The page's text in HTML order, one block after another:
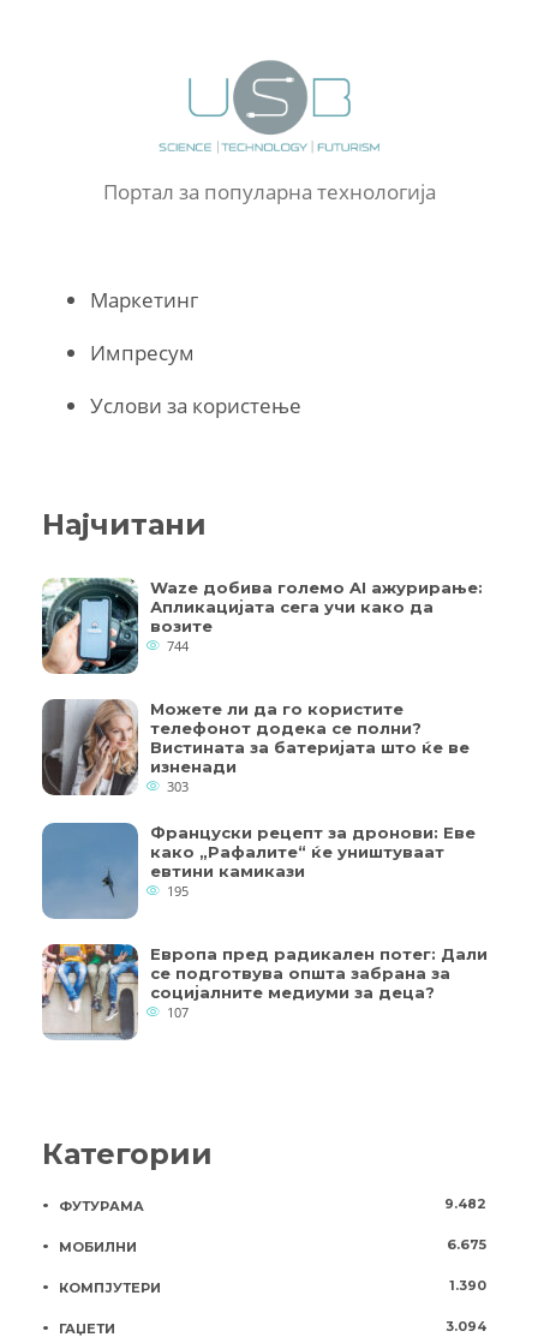
Портал за популарна технологија
Маркетинг
Импресум
Услови за користење
Најчитани
Waze добива големо AI ажурирање:
Апликацијата сега учи како да
возите
744
Можете ли да го користите
телефонот додека се полни?
Вистината за батеријата што ќе ве
изненади
303
Француски рецепт за дронови: Еве
како „Рафалите“ ќе уништуваат
евтини камикази
195
Европа пред радикален потег: Дали
се подготвува општа забрана за
социјалните медиуми за деца?
107
Категории
ФУТУРАМА 9.482
МОБИЛНИ 6.675
КОМПЈУТЕРИ 1.390
ГАЏЕТИ 3.094